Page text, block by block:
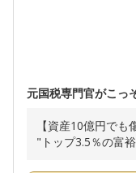
元国税専門官がこっ
【資産10億円でも
"トップ3.5％の富